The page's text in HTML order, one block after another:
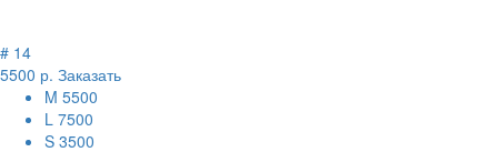
# 14
5500 р. Заказать
M 5500
L 7500
S 3500